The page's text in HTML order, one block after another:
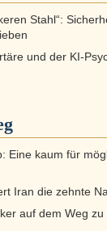
Stahl“:
und der KI-
Eine kaum für
Iran die zehnte
auf dem Weg